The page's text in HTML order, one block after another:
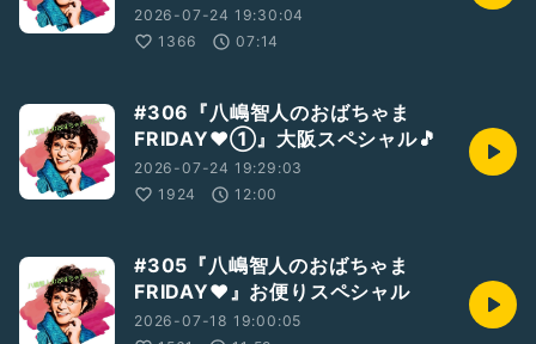
2026-07-24 19:30:04
1366
07:14
#306『八嶋智人のおばちゃま
FRIDAY❤️①』大阪スペシャル🎵
2026-07-24 19:29:03
1924
12:00
#305『八嶋智人のおばちゃま
FRIDAY❤️』お便りスペシャル
2026-07-18 19:00:05